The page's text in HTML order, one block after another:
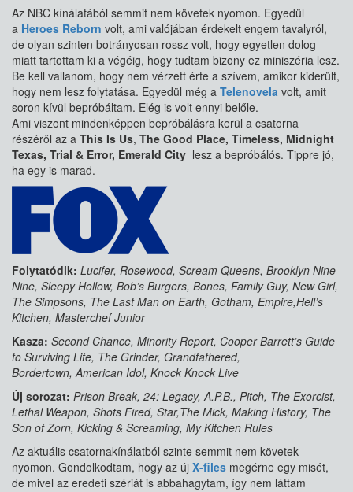
Az NBC kínálatából semmit nem követek nyomon. Egyedül
a Heroes Reborn volt, ami valójában érdekelt engem tavalyról,
de olyan szinten botrányosan rossz volt, hogy egyetlen dolog
miatt tartottam ki a végéig, hogy tudtam bizony ez miniszéria lesz.
Be kell vallanom, hogy nem vérzett érte a szívem, amikor kiderült,
hogy nem lesz folytatása. Egyedül még a Telenovela volt, amit
soron kívül bepróbáltam. Elég is volt ennyi belőle.
Ami viszont mindenképpen bepróbálásra kerül a csatorna
részéről az a This Is Us, The Good Place, Timeless, Midnight
Texas, Trial & Error, Emerald City lesz a bepróbálós. Tippre jó,
ha egy is marad.
Folytatódik: Lucifer, Rosewood, Scream Queens, Brooklyn Nine-
Nine, Sleepy Hollow, Bob’s Burgers, Bones, Family Guy, New Girl,
The Simpsons, The Last Man on Earth, Gotham, Empire,Hell’s
Kitchen, Masterchef Junior
Kasza: Second Chance, Minority Report, Cooper Barrett’s Guide
to Surviving Life, The Grinder, Grandfathered,
Bordertown, American Idol, Knock Knock Live
Új sorozat: Prison Break, 24: Legacy, A.P.B., Pitch, The Exorcist,
Lethal Weapon, Shots Fired, Star,The Mick, Making History, The
Son of Zorn, Kicking & Screaming, My Kitchen Rules
Az aktuális csatornakínálatból szinte semmit nem követek
nyomon. Gondolkodtam, hogy az új X-files megérne egy misét,
de mivel az eredeti szériát is abbahagytam, így nem láttam